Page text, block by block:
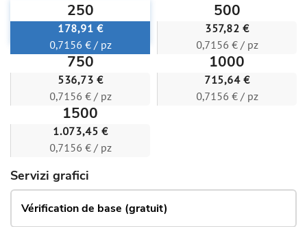
250
178,91 €
0,7156 € / pz
500
357,82 €
0,7156 € / pz
750
536,73 €
0,7156 € / pz
1000
715,64 €
0,7156 € / pz
1500
1.073,45 €
0,7156 € / pz
Servizi grafici
Vérification de base (gratuit)